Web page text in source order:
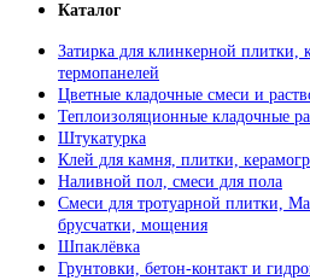
Каталог
Затирка для клинкерной плитки,
термопанелей
Цветные кладочные смеси и
Теплоизоляционные кладочные
Штукатурка
Клей для камня, плитки,
Наливной пол, смеси для пола
Смеси для тротуарной плитки,
брусчатки, мощения
Шпаклёвка
Грунтовки, бетон-контакт и